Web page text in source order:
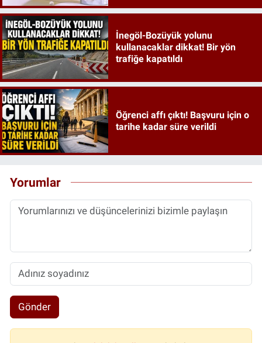
İnegöl-Bozüyük yolunu
kullanacaklar dikkat! Bir yön
trafiğe kapatıldı
Öğrenci affı çıktı! Başvuru için o
tarihe kadar süre verildi
Yorumlar
Gönder